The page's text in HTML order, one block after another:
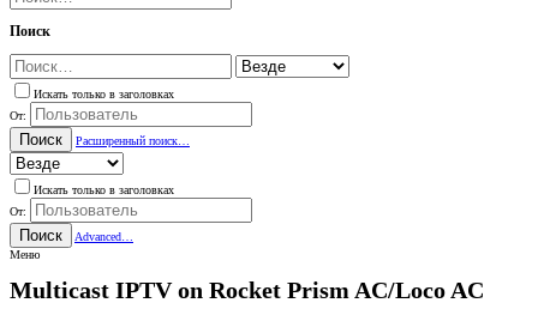
Поиск
Искать только в заголовках
От:
Поиск Расширенный поиск…
Искать только в заголовках
От:
Поиск
Advanced…
Меню
Multicast IPTV on Rocket Prism AC/Loco AC